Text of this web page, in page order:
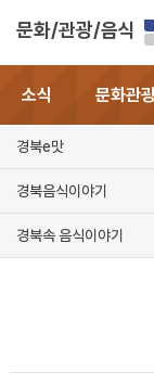
문화/관광/음식
소식 문화관
경북e맛
경북음식이야기
경북속 음식이야기